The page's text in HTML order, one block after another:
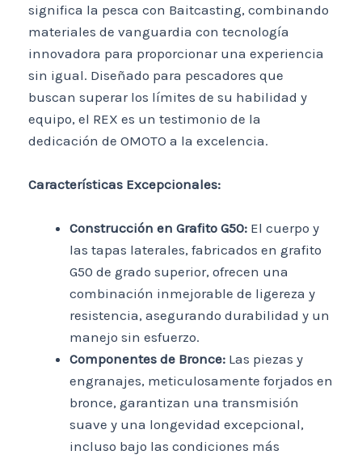
significa la pesca con Baitcasting, combinando
materiales de vanguardia con tecnología
innovadora para proporcionar una experiencia
sin igual. Diseñado para pescadores que
buscan superar los límites de su habilidad y
equipo, el REX es un testimonio de la
dedicación de OMOTO a la excelencia.
Características Excepcionales:
Construcción en Grafito G50: El cuerpo y
las tapas laterales, fabricados en grafito
G50 de grado superior, ofrecen una
combinación inmejorable de ligereza y
resistencia, asegurando durabilidad y un
manejo sin esfuerzo.
Componentes de Bronce: Las piezas y
engranajes, meticulosamente forjados en
bronce, garantizan una transmisión
suave y una longevidad excepcional,
incluso bajo las condiciones más